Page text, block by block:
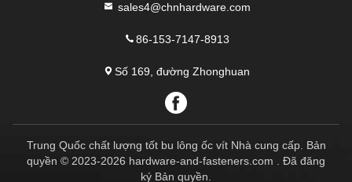
sales4@chnhardware.com
86-153-7147-8913
Số 169, đường Zhonghuan
Trung Quốc chất lượng tốt bu lông ốc vít Nhà cung cấp. Bản
quyền © 2023-2026 hardware-and-fasteners.com . Đã đăng
ký Bản quyền.